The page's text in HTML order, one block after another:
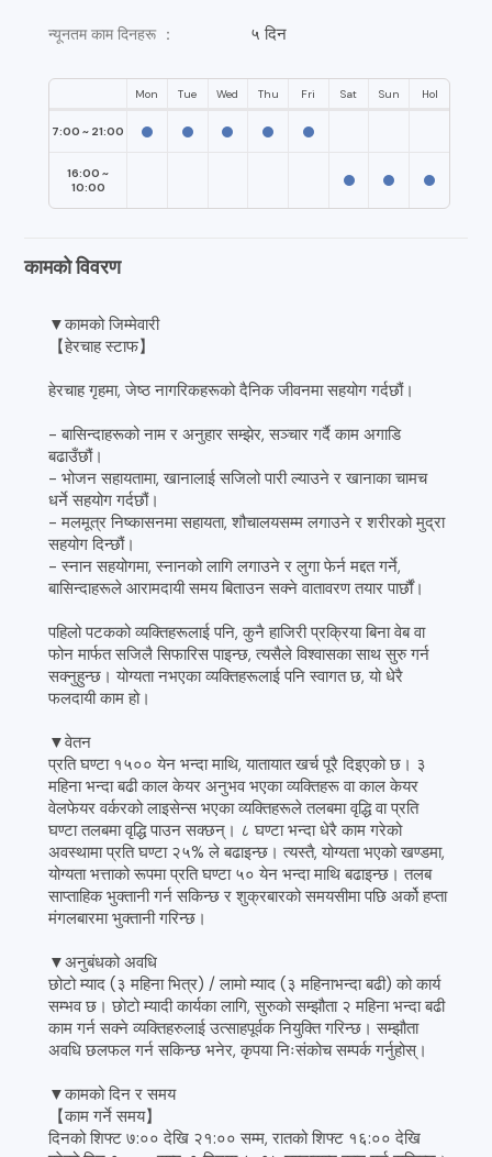
न्यूनतम काम दिनहरू ： ५ दिन
Mon Tue Wed Thu Fri Sat Sun Hol
7:00 ~ 21:00
16:00 ~
10:00
कामको विवरण
▼कामको जिम्मेवारी
【हेरचाह स्टाफ】
हेरचाह गृहमा, जेष्ठ नागरिकहरूको दैनिक जीवनमा सहयोग गर्दछौं।
- बासिन्दाहरूको नाम र अनुहार सम्झेर, सञ्चार गर्दै काम अगाडि
बढाउँछौं।
- भोजन सहायतामा, खानालाई सजिलो पारी ल्याउने र खानाका चामच
धर्ने सहयोग गर्दछौं।
- मलमूत्र निष्कासनमा सहायता, शौचालयसम्म लगाउने र शरीरको मुद्रा
सहयोग दिन्छौं।
- स्नान सहयोगमा, स्नानको लागि लगाउने र लुगा फेर्न मद्दत गर्ने,
बासिन्दाहरूले आरामदायी समय बिताउन सक्ने वातावरण तयार पार्छौं।
पहिलो पटकको व्यक्तिहरूलाई पनि, कुनै हाजिरी प्रक्रिया बिना वेब वा
फोन मार्फत सजिलै सिफारिस पाइन्छ, त्यसैले विश्वासका साथ सुरु गर्न
सक्नुहुन्छ। योग्यता नभएका व्यक्तिहरूलाई पनि स्वागत छ, यो धेरै
फलदायी काम हो।
▼वेतन
प्रति घण्टा १५०० येन भन्दा माथि, यातायात खर्च पूरै दिइएको छ। ३
महिना भन्दा बढी काल केयर अनुभव भएका व्यक्तिहरू वा काल केयर
वेलफेयर वर्करको लाइसेन्स भएका व्यक्तिहरूले तलबमा वृद्धि वा प्रति
घण्टा तलबमा वृद्धि पाउन सक्छन्। ८ घण्टा भन्दा धेरै काम गरेको
अवस्थामा प्रति घण्टा २५% ले बढाइन्छ। त्यस्तै, योग्यता भएको खण्डमा,
योग्यता भत्ताको रूपमा प्रति घण्टा ५० येन भन्दा माथि बढाइन्छ। तलब
साप्ताहिक भुक्तानी गर्न सकिन्छ र शुक्रबारको समयसीमा पछि अर्को हप्ता
मंगलबारमा भुक्तानी गरिन्छ।
▼अनुबंधको अवधि
छोटो म्याद (३ महिना भित्र) / लामो म्याद (३ महिनाभन्दा बढी) को कार्य
सम्भव छ। छोटो म्यादी कार्यका लागि, सुरुको सम्झौता २ महिना भन्दा बढी
काम गर्न सक्ने व्यक्तिहरुलाई उत्साहपूर्वक नियुक्ति गरिन्छ। सम्झौता
अवधि छलफल गर्न सकिन्छ भनेर, कृपया निःसंकोच सम्पर्क गर्नुहोस्।
▼कामको दिन र समय
【काम गर्ने समय】
दिनको शिफ्ट ७:०० देखि २१:०० सम्म, रातको शिफ्ट १६:०० देखि